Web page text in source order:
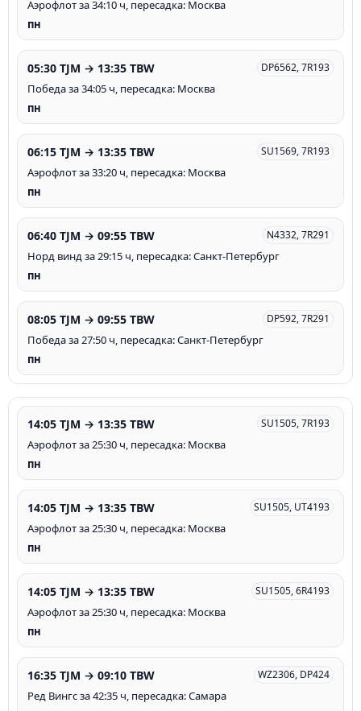
Аэрофлот за 34:10 ч, пересадка: Москва
пн
05:30 TJM → 13:35 TBW DP6562, 7R193
Победа за 34:05 ч, пересадка: Москва
пн
06:15 TJM → 13:35 TBW SU1569, 7R193
Аэрофлот за 33:20 ч, пересадка: Москва
пн
06:40 TJM → 09:55 TBW N4332, 7R291
Норд винд за 29:15 ч, пересадка: Санкт-Петербург
пн
08:05 TJM → 09:55 TBW DP592, 7R291
Победа за 27:50 ч, пересадка: Санкт-Петербург
пн
14:05 TJM → 13:35 TBW SU1505, 7R193
Аэрофлот за 25:30 ч, пересадка: Москва
пн
14:05 TJM → 13:35 TBW SU1505, UT4193
Аэрофлот за 25:30 ч, пересадка: Москва
пн
14:05 TJM → 13:35 TBW SU1505, 6R4193
Аэрофлот за 25:30 ч, пересадка: Москва
пн
16:35 TJM → 09:10 TBW WZ2306, DP424
Ред Вингс за 42:35 ч, пересадка: Самара